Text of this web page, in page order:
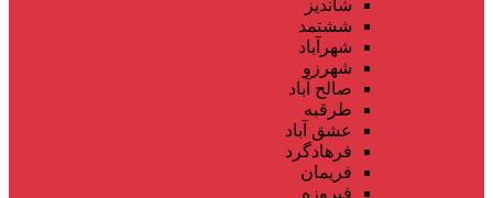
شاندیز
ششتمد
شهرآباد
شهرزو
صالح آباد
طرقبه
عشق آباد
فرهادگرد
فریمان
فیروزه